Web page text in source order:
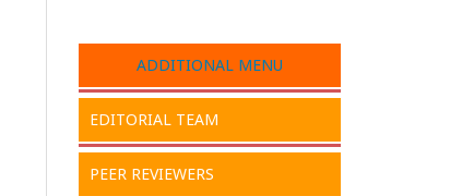
ADDITIONAL MENU
EDITORIAL TEAM
PEER REVIEWERS